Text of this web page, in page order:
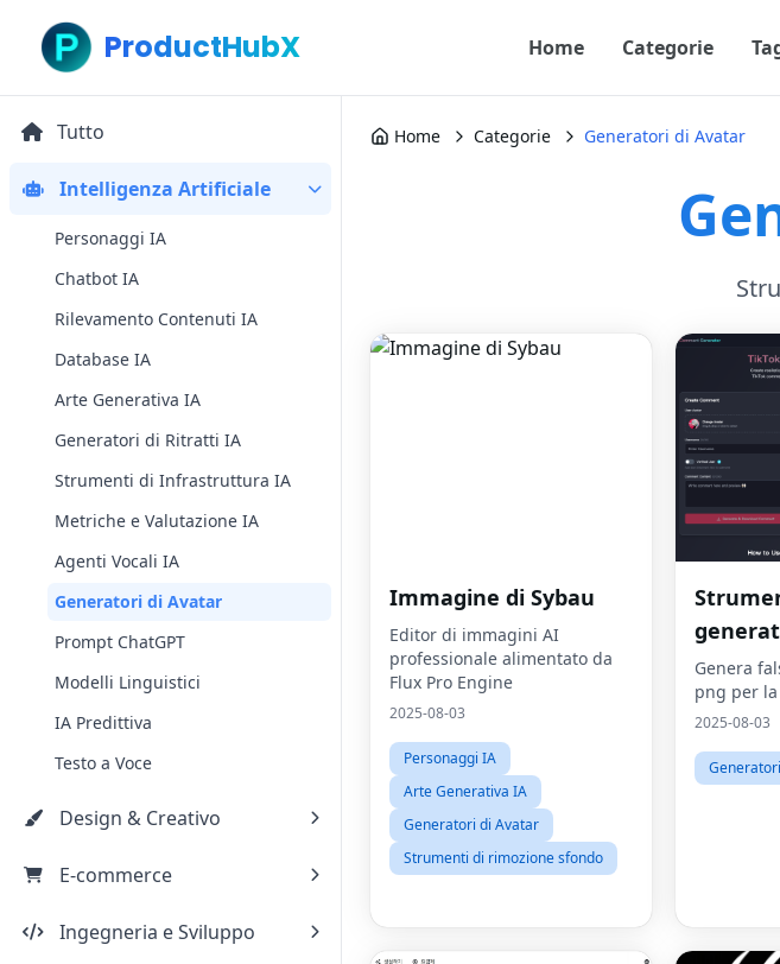
ProductHubX Home Categorie
Tutto
Intelligenza Artificiale
Personaggi IA
Chatbot IA
Rilevamento Contenuti IA
Database IA
Arte Generativa IA
Generatori di Ritratti IA
Strumenti di Infrastruttura IA
Metriche e Valutazione IA
Agenti Vocali IA
Generatori di Avatar
Prompt ChatGPT
Modelli Linguistici
IA Predittiva
Testo a Voce
Design & Creativo
E-commerce
Ingegneria e Sviluppo
Home Categorie Generatori di Avatar
Immagine di Sybau
Editor di immagini AI
professionale alimentato da
Flux Pro Engine
2025-08-03
Personaggi IA
Arte Generativa IA
Generatori di Avatar
Strumenti di rimozione sfondo
Genera
png per
2025-08-03